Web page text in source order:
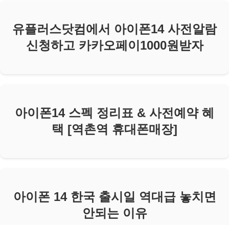
유플러스닷컴에서 아이폰14 사전알람
신청하고 카카오페이1000원받자
아이폰14 스펙 정리표 & 사전예약 혜
택 [역촌역 휴대폰매장]
아이폰 14 한국 출시일 역대급 놓치면
안되는 이유